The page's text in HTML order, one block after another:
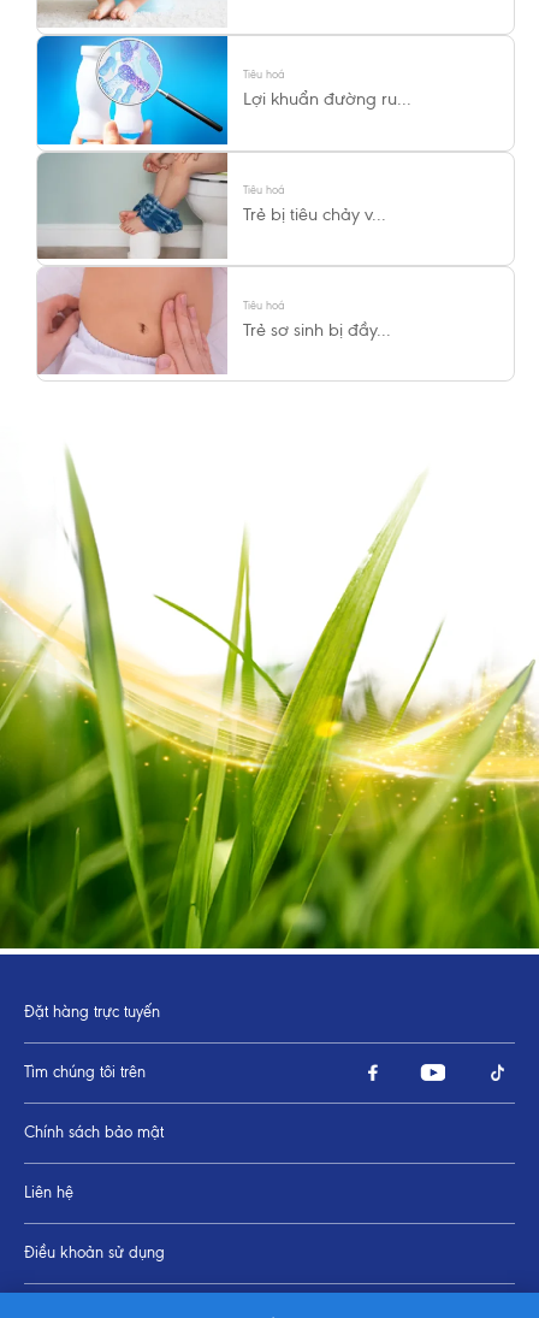
Tiêu hoá
Lợi khuẩn đường ru...
Tiêu hoá
Trẻ bị tiêu chảy v...
Tiêu hoá
Trẻ sơ sinh bị đầy...
Đặt hàng trực tuyến
Tìm chúng tôi trên
Chính sách bảo mật
Liên hệ
Điều khoản sử dụng